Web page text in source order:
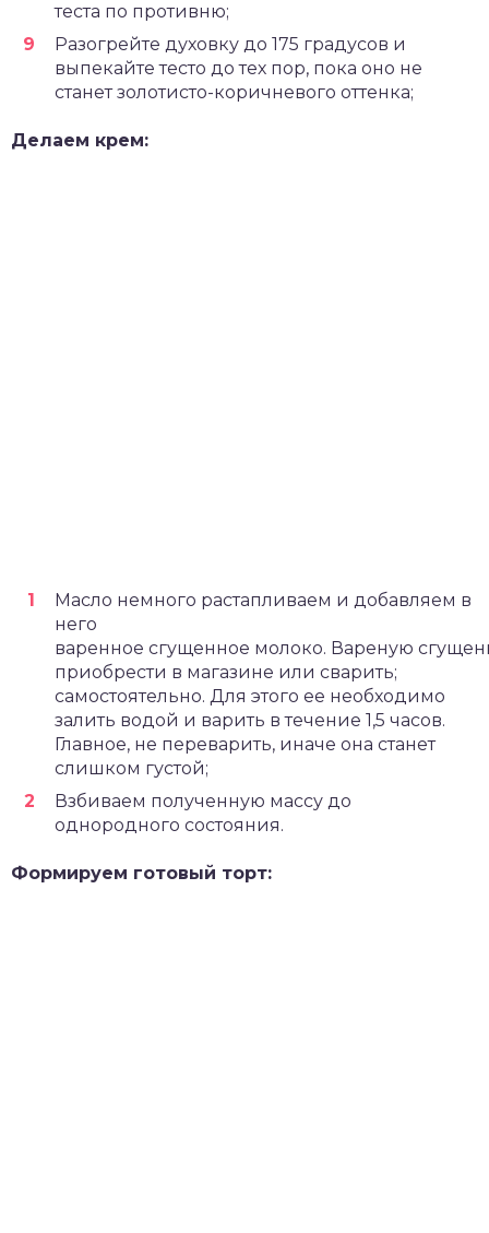
теста по противню;
Разогрейте духовку до 175 градусов и
выпекайте тесто до тех пор, пока оно не
станет золотисто-коричневого оттенка;
Делаем крем:
Масло немного растапливаем и добавляем в
него
варенное сгущенное молоко. Вареную
приобрести в магазине или сварить;
самостоятельно. Для этого ее необходимо
залить водой и варить в течение 1,5 часов.
Главное, не переварить, иначе она станет
слишком густой;
Взбиваем полученную массу до
однородного состояния.
Формируем готовый торт: